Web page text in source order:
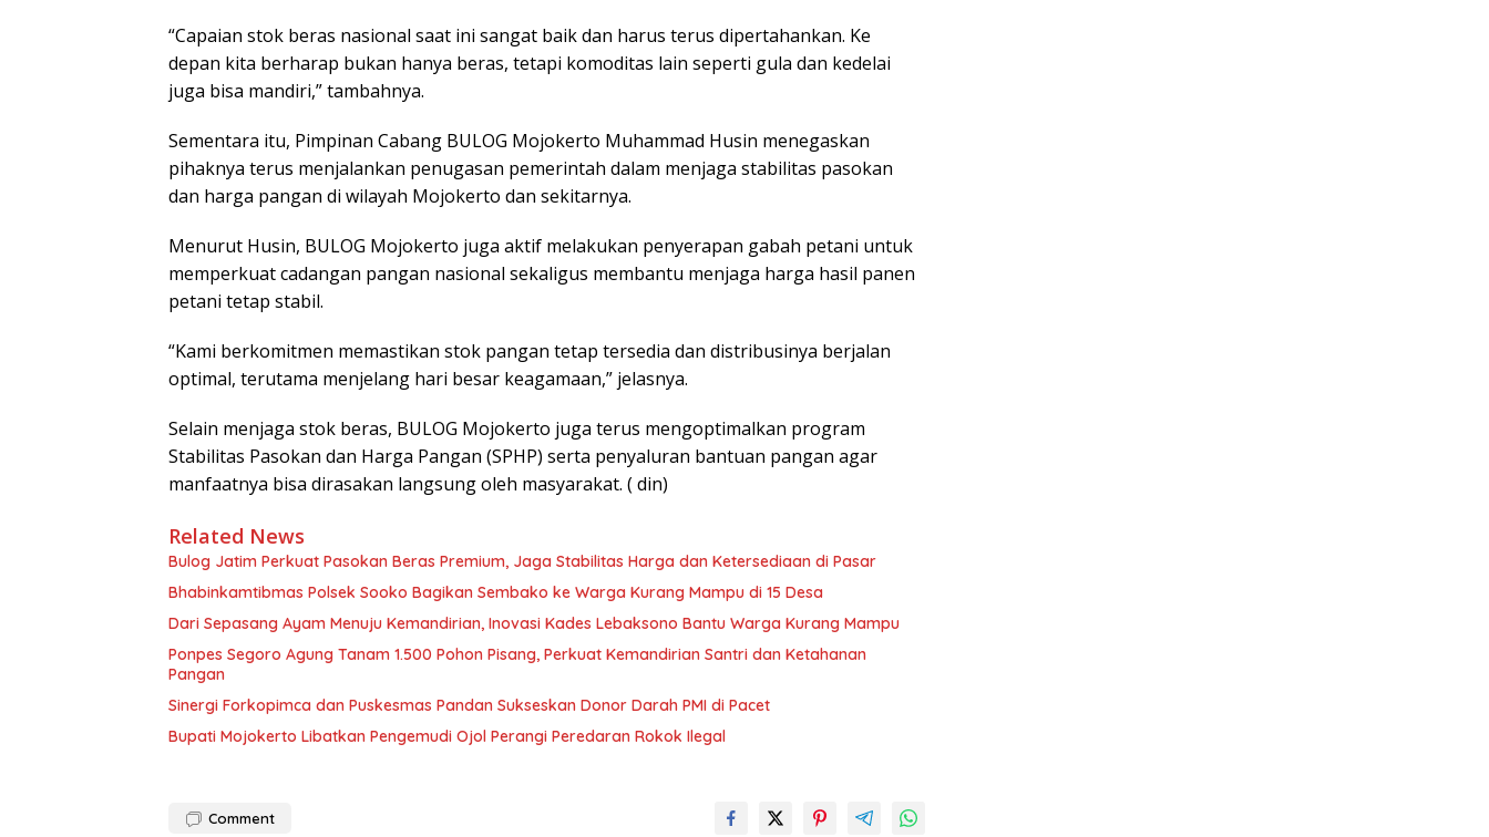
“Capaian stok beras nasional saat ini sangat baik dan harus terus dipertahankan. Ke
depan kita berharap bukan hanya beras, tetapi komoditas lain seperti gula dan kedelai
juga bisa mandiri,” tambahnya.
Sementara itu, Pimpinan Cabang BULOG Mojokerto Muhammad Husin menegaskan
pihaknya terus menjalankan penugasan pemerintah dalam menjaga stabilitas pasokan
dan harga pangan di wilayah Mojokerto dan sekitarnya.
Menurut Husin, BULOG Mojokerto juga aktif melakukan penyerapan gabah petani untuk
memperkuat cadangan pangan nasional sekaligus membantu menjaga harga hasil panen
petani tetap stabil.
“Kami berkomitmen memastikan stok pangan tetap tersedia dan distribusinya berjalan
optimal, terutama menjelang hari besar keagamaan,” jelasnya.
Selain menjaga stok beras, BULOG Mojokerto juga terus mengoptimalkan program
Stabilitas Pasokan dan Harga Pangan (SPHP) serta penyaluran bantuan pangan agar
manfaatnya bisa dirasakan langsung oleh masyarakat. ( din)
Related News
Bulog Jatim Perkuat Pasokan Beras Premium, Jaga Stabilitas Harga dan Ketersediaan di Pasar
Bhabinkamtibmas Polsek Sooko Bagikan Sembako ke Warga Kurang Mampu di 15 Desa
Dari Sepasang Ayam Menuju Kemandirian, Inovasi Kades Lebaksono Bantu Warga Kurang Mampu
Ponpes Segoro Agung Tanam 1.500 Pohon Pisang, Perkuat Kemandirian Santri dan Ketahanan
Pangan
Sinergi Forkopimca dan Puskesmas Pandan Sukseskan Donor Darah PMI di Pacet
Bupati Mojokerto Libatkan Pengemudi Ojol Perangi Peredaran Rokok Ilegal
Comment